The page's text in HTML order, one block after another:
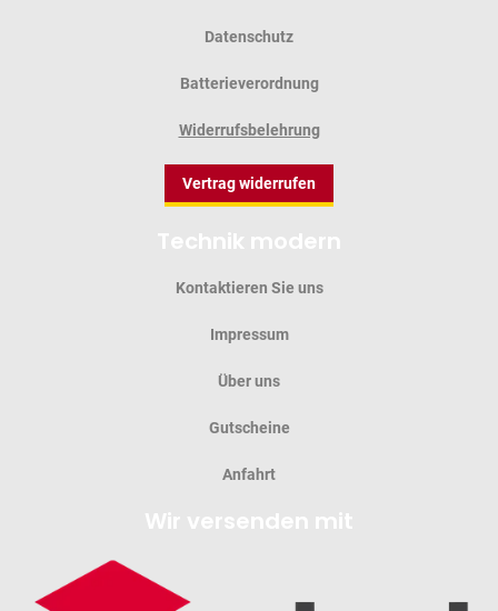
Datenschutz
Batterieverordnung
Widerrufsbelehrung
Vertrag widerrufen
Kontaktieren Sie uns
Impressum
Über uns
Gutscheine
Anfahrt